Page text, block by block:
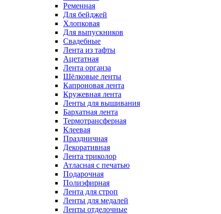
Ременная
Для бейджей
Хлопковая
Для выпускников
Свадебные
Лента из тафты
Ацетатная
Лента органза
Шёлковые ленты
Капроновая лента
Кружевная лента
Ленты для вышивания
Бархатная лента
Термотрансферная
Клеевая
Праздничная
Декоративная
Лента триколор
Атласная с печатью
Подарочная
Полиэфирная
Лента для строп
Ленты для медалей
Ленты отделочные